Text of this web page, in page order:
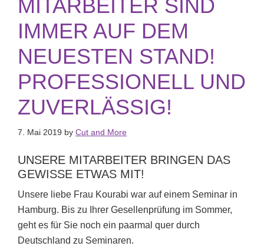
MITARBEITER SIND
IMMER AUF DEM
NEUESTEN STAND!
PROFESSIONELL UND
ZUVERLÄSSIG!
7. Mai 2019 by Cut and More
UNSERE MITARBEITER BRINGEN DAS
GEWISSE ETWAS MIT!
Unsere liebe Frau Kourabi war auf einem Seminar in
Hamburg. Bis zu Ihrer Gesellenprüfung im Sommer,
geht es für Sie noch ein paarmal quer durch
Deutschland zu Seminaren.